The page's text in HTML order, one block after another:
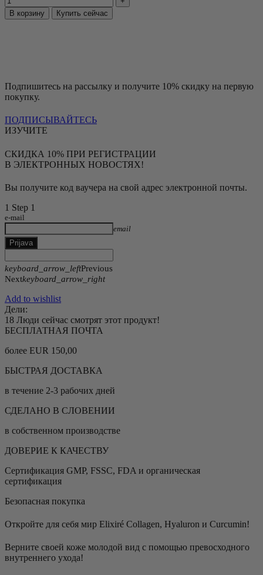
В корзину Купить сейчас
Подпишитесь на рассылку и получите 10% скидку на первую
покупку.
ПОДПИСЫВАЙТЕСЬ
ИЗУЧИТЕ
СКИДКА 10% ПРИ РЕГИСТРАЦИИ
В ЭЛЕКТРОННЫХ НОВОСТЯХ!
Вы получите код ваучера на свой адрес электронной почты.
1 Step 1
e-mail
email
Prijava
keyboard_arrow_leftPrevious
Nextkeyboard_arrow_right
Add to wishlist
Дели:
18 Люди сейчас смотрят этот продукт!
БЕСПЛАТНАЯ ПОЧТА
более EUR 150,00
БЫСТРАЯ ДОСТАВКА
в течение 2-3 рабочих дней
СДЕЛАНО В СЛОВЕНИИ
в собственном производстве
ДОВЕРИЕ К КАЧЕСТВУ
Сертификация GMP, FSSC, FDA и органическая
сертификация
Безопасная покупка
Откройте для себя мир Elixiré Collagen, Hyaluron и Curcumin!
Верните своей коже молодой вид с помощью превосходного
внутреннего ухода!